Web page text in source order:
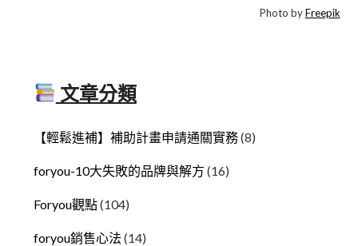
Photo byFreepik
文章分類
【輕鬆進補】補助計畫申請通關實務(8)
foryou-10大失敗的品牌與解方 (16)
Foryou觀點(104)
foryou銷售心法 (14)